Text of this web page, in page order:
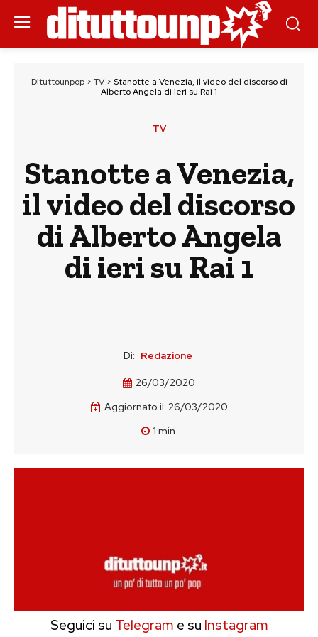
Dituttounpop> TV> Stanotte a Venezia, il video del discorso di
Alberto Angela di ieri su Rai 1
TV
Stanotte a Venezia,
il video del discorso
di Alberto Angela
di ieri su Rai 1
Di: Redazione
26/03/2020
Aggiornato il: 26/03/2020
1 min.
Seguici su Telegram e su Instagram